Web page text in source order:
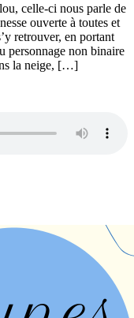
celle-ci nous parle de
ouverte à toutes et
retrouver, en portant
personnage non binaire
la neige, […]